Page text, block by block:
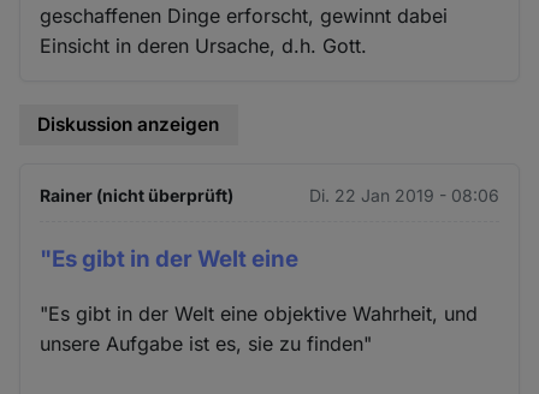
geschaffenen Dinge erforscht, gewinnt dabei
Einsicht in deren Ursache, d.h. Gott.
Diskussion anzeigen
Rainer (nicht überprüft) Di. 22 Jan 2019 - 08:06
"Es gibt in der Welt eine
"Es gibt in der Welt eine objektive Wahrheit, und
unsere Aufgabe ist es, sie zu finden"